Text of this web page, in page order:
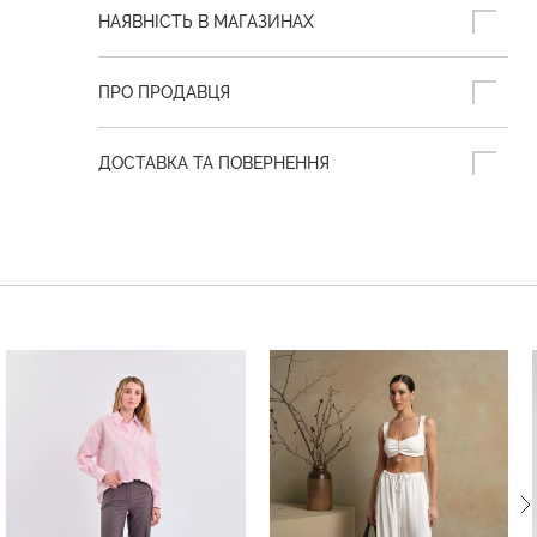
НАЯВНІСТЬ В МАГАЗИНАХ
ПРО ПРОДАВЦЯ
ДОСТАВКА ТА ПОВЕРНЕННЯ